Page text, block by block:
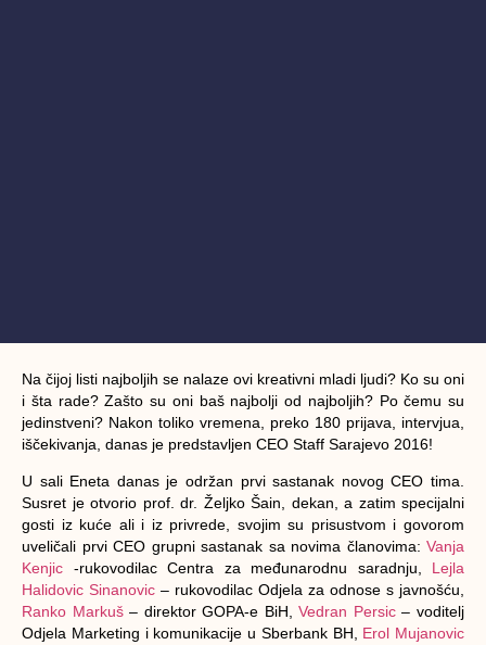
Na čijoj listi najboljih se nalaze ovi kreativni mladi ljudi? Ko su oni
i šta rade? Zašto su oni baš najbolji od najboljih? Po čemu su
jedinstveni? Nakon toliko vremena, preko 180 prijava, intervjua,
iščekivanja, danas je predstavljen CEO Staff Sarajevo 2016!
U sali Eneta danas je održan prvi sastanak novog CEO tima.
Susret je otvorio prof. dr. Željko Šain, dekan, a zatim specijalni
gosti iz kuće ali i iz privrede, svojim su prisustvom i govorom
uveličali prvi CEO grupni sastanak sa novima članovima: Vanja
Kenjic -rukovodilac Centra za međunarodnu saradnju, Lejla
Halidovic Sinanovic – rukovodilac Odjela za odnose s javnošću,
Ranko Markuš– direktor GOPA-e BiH,Vedran Persic– voditelj
Odjela Marketing i komunikacije u Sberbank BH, Erol Mujanovic